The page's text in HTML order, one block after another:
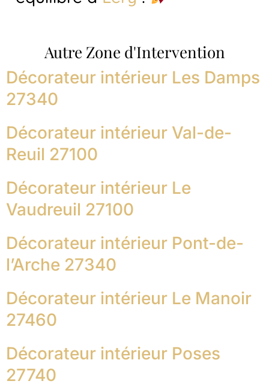
Autre Zone d'Intervention
Décorateur intérieur Les Damps
27340
Décorateur intérieur Val-de-
Reuil 27100
Décorateur intérieur Le
Vaudreuil 27100
Décorateur intérieur Pont-de-
l’Arche 27340
Décorateur intérieur Le Manoir
27460
Décorateur intérieur Poses
27740